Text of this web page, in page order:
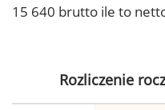
15 640 brutto ile to
Rozliczenie